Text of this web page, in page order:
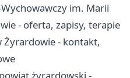
im. Marii
- oferta, zapisy, terapie
Żyrardowie - kontakt,
żyrardowski -